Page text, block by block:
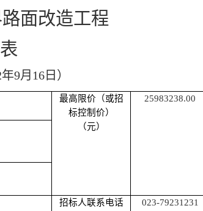
面改造工程
年9月 16 日）
最高限价（或招
标控制价）
（元）
25983238.00
招标人联系电话 023-79231231